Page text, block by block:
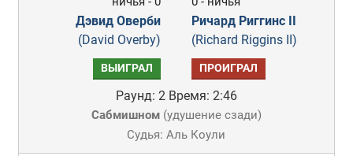
Дэвид Оверби
(David Overby)
Ричард Риггинс II
(Richard Riggins II)
ВЫИГРАЛ ПРОИГРАЛ
Раунд: 2 Время: 2:46
Сабмишном(удушение сзади)
Судья: Аль Коули